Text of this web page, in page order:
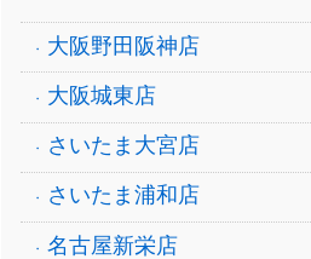
大阪野田阪神店
大阪城東店
さいたま大宮店
さいたま浦和店
名古屋新栄店